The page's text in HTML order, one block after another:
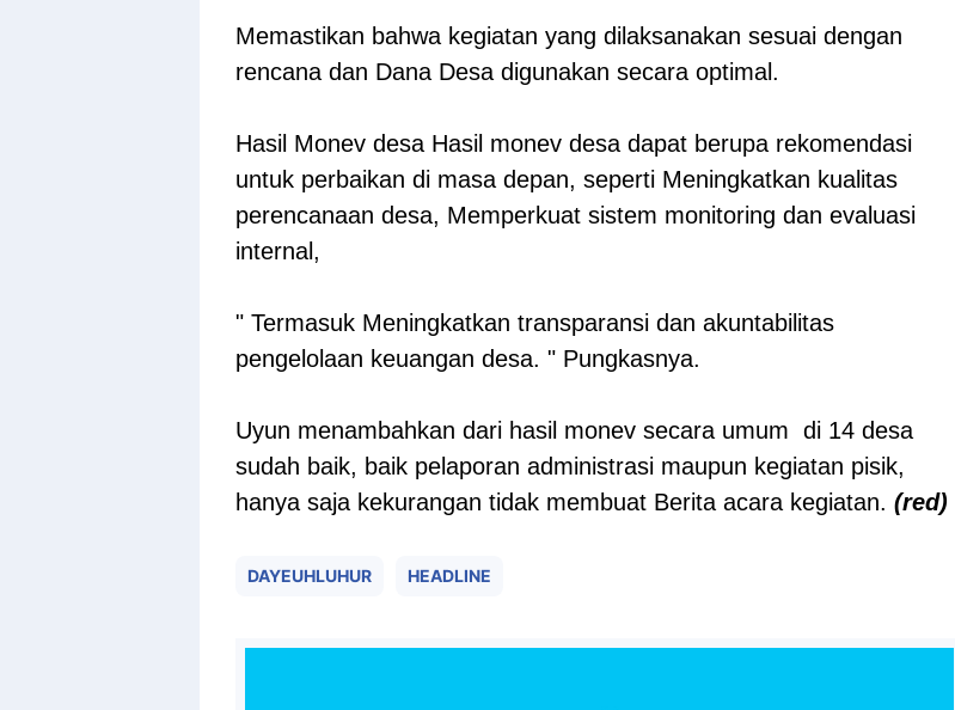
Memastikan bahwa kegiatan yang dilaksanakan sesuai dengan
rencana dan Dana Desa digunakan secara optimal.
Hasil Monev desa Hasil monev desa dapat berupa rekomendasi
untuk perbaikan di masa depan, seperti Meningkatkan kualitas
perencanaan desa, Memperkuat sistem monitoring dan evaluasi
internal,
" Termasuk Meningkatkan transparansi dan akuntabilitas
pengelolaan keuangan desa. " Pungkasnya.
Uyun menambahkan dari hasil monev secara umum di 14 desa
sudah baik, baik pelaporan administrasi maupun kegiatan pisik,
hanya saja kekurangan tidak membuat Berita acara kegiatan. (red)
DAYEUHLUHUR HEADLINE